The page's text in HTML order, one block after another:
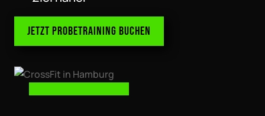
Jetzt Probetraining buchen